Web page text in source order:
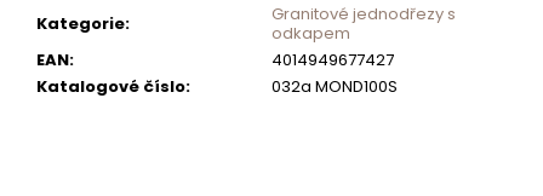
Kategorie:
Granitové jednodřezy s
odkapem
EAN:
4014949677427
Katalogové číslo: 032a MOND100S
m
e